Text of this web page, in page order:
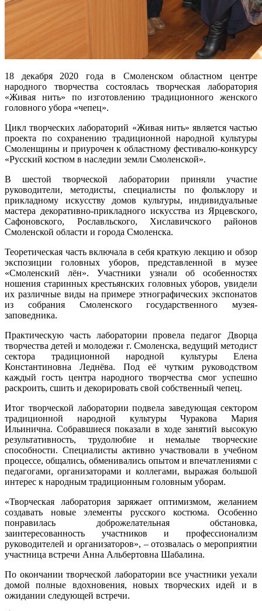
18 декабря 2020 года в Смоленском областном центре
народного творчества состоялась творческая лаборатория
«Живая нить» по изготовлению традиционного женского
головного убора «чепец».
Цикл творческих лабораторий «Живая нить» является частью
проекта по сохранению традиционной народной культуры
Смоленщины и приурочен к областному фестивалю-конкурсу
«Русский костюм в наследии земли Смоленской».
В шестой творческой лаборатории приняли участие
руководители, методисты, специалисты по фольклору и
прикладному искусству домов культуры, индивидуальные
мастера декоративно-прикладного искусства из Ярцевского,
Сафоновского, Рославльского, Хиславичского районов
Смоленской области и города Смоленска.
Теоретическая часть включала в себя краткую лекцию и обзор
экспозиции головных уборов, представленной в музее
«Смоленский лён». Участники узнали об особенностях
ношения старинных крестьянских головных уборов, увидели
их различные виды на примере этнографических экспонатов
из собрания Смоленского государственного музея-
заповедника.
Практическую часть лаборатории провела педагог Дворца
творчества детей и молодежи г. Смоленска, ведущий методист
сектора традиционной народной культуры Елена
Константиновна Леднёва. Под её чутким руководством
каждый гость центра народного творчества смог успешно
раскроить, сшить и декорировать свой собственный чепец.
Итог творческой лаборатории подвела заведующая сектором
традиционной народной культуры Чуракова Мария
Ильинична. Собравшиеся показали в ходе занятий высокую
результативность, трудолюбие и немалые творческие
способности. Специалисты активно участвовали в учебном
процессе, общались, обменивались опытом и впечатлениями с
педагогами, организаторами и коллегами, выражая большой
интерес к народным традиционным головным уборам.
«Творческая лаборатория заряжает оптимизмом, желанием
создавать новые элементы русского костюма. Особенно
понравилась доброжелательная обстановка,
заинтересованность участников и профессионализм
руководителей и организаторов», – отозвалась о мероприятии
участница встречи Анна Альбертовна Шабалина.
По окончании творческой лаборатории все участники уехали
домой полные вдохновения, новых творческих идей и в
ожидании следующей встречи.